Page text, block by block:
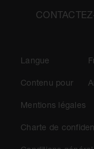
Langue
Contenu pour
Mentions légales
Charte de